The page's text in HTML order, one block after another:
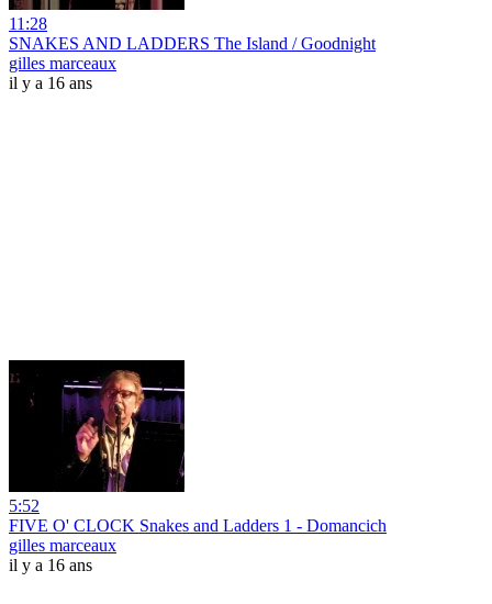
11:28
SNAKES AND LADDERS The Island / Goodnight
gilles marceaux
il y a 16 ans
5:52
FIVE O' CLOCK Snakes and Ladders 1 - Domancich
gilles marceaux
il y a 16 ans